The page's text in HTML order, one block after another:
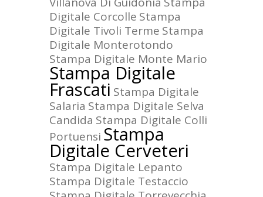
Digitale Corcolle Stampa
Digitale Tivoli Terme Stampa
Digitale Monterotondo
Stampa Digitale Monte Mario
Stampa Digitale
Frascati Stampa Digitale
Salaria Stampa Digitale Selva
Candida Stampa Digitale Colli
Portuensi Stampa
Digitale Cerveteri
Stampa Digitale Lepanto
Stampa Digitale Testaccio